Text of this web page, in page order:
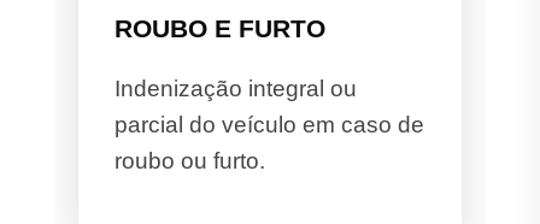
ROUBO E FURTO
Indenização integral ou
parcial do veículo em caso de
roubo ou furto.